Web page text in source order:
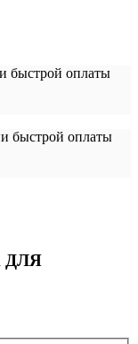
быстрой оплаты
быстрой оплаты
ДЛЯ